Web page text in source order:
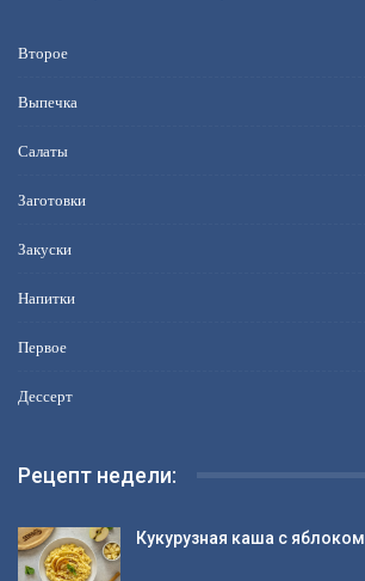
Второе
Выпечка
Салаты
Заготовки
Закуски
Напитки
Первое
Дессерт
Рецепт недели:
Кукурузная каша с яблоком